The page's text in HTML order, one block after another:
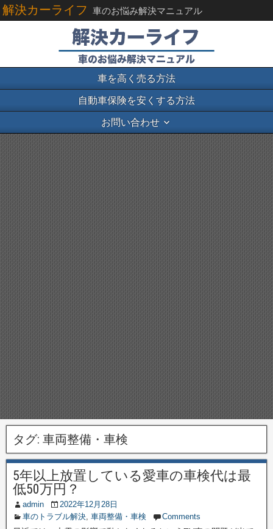
解決カーライフ 車のお悩み解決マニュアル
車を高く売る方法
自動車保険を安くする方法
お問い合わせ
タグ: 車両整備・車検
5年以上放置している愛車の車検代は最
低50万円？
admin
2022年12月28日
車のトラブル解決, 車両整備・車検 Comments